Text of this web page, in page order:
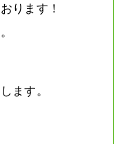
ります！
ます。